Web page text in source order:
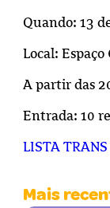
Quando: 13
Local:
A partir das
Entrada: 10
LISTA TRANS
Mais